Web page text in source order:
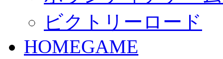
ビクトリーロード
HOMEGAME